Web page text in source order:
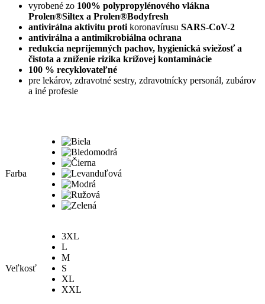
vyrobené zo 100% polypropylénového vlákna
Prolen®Siltex a Prolen®Bodyfresh
antivirálna aktivitu proti koronavírusu SARS-CoV-2
antivirálna a antimikrobiálna ochrana
redukcia nepríjemných pachov, hygienická sviežosť a
čistota a zníženie rizika krížovej kontaminácie
100 % recyklovateľné
pre lekárov, zdravotné sestry, zdravotnícky personál, zubárov
a iné profesie
Farba
Veľkosť
3XL
L
M
S
XL
XXL